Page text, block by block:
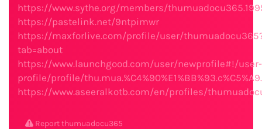
https://www.sythe.org/members/
https://pastelink.net/9ntpimwr
https://maxforlive.com/profile/user/
tab=about
https://www.launchgood.com/user/newprofile#!/user-
profile/profile/
https://www.aseeralkotb.com/en/profiles/
Report thumuadocu365